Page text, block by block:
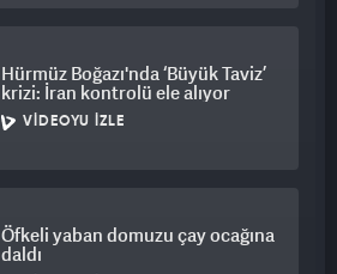
Hürmüz Boğazı'nda ‘Büyük Taviz’
krizi: İran kontrolü ele alıyor
VIDEOYU İZLE
Öfkeli yaban domuzu çay ocağına
daldı